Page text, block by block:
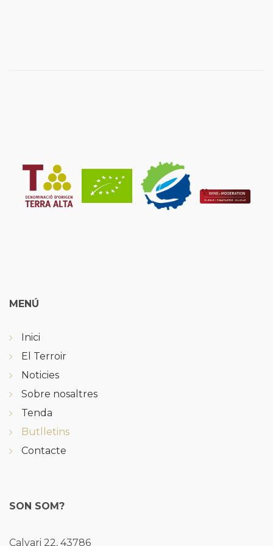
MENÚ
Inici
El Terroir
Noticies
Sobre nosaltres
Tenda
Butlletins
Contacte
SON SOM?
Calvari 22, 43786